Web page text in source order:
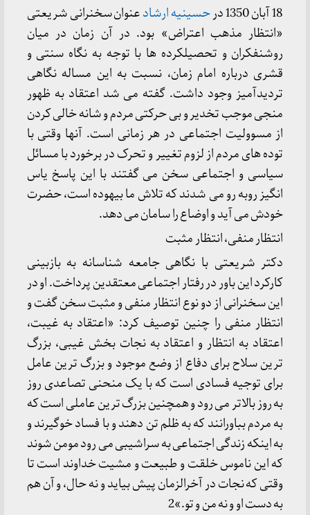
18 آبان 1350 در
حسینیه ارشادعنوان سخنرانی شریعتی
«انتظار مذهب اعتراض» بود. در آن زمان در میان
روشنفکران و تحصیلکرده ها با توجه به نگاه سنتی و
قشری درباره امام زمان، نسبت به این مساله نگاهی
تردیدآمیز وجود داشت. گفته می شد اعتقاد به ظهور
منجی موجب تخدیر و بی حرکتی مردم و شانه خالی کردن
از مسوولیت اجتماعی در هر زمانی است. آنها وقتی با
توده های مردم از لزوم تغییر و تحرک در برخورد با مسائل
سیاسی و اجتماعی سخن می گفتند با این پاسخ یاس
انگیز روبه رو می شدند که تلاش ما بیهوده است، حضرت
خودش می آید و اوضاع را سامان می دهد.
انتظار منفی، انتظار مثبت
دکتر شریعتی با نگاهی جامعه شناسانه به بازبینی
کارکرد این باور در رفتار اجتماعی معتقدین پرداخت. او در
این سخنرانی از دو نوع انتظار منفی و مثبت سخن گفت و
انتظار منفی را چنین توصیف کرد: «اعتقاد به غیبت،
اعتقاد به انتظار و اعتقاد به نجات بخش غیبی، بزرگ
ترین سلاح برای دفاع از وضع موجود و بزرگ ترین عامل
برای توجیه فسادی است که با یک منحنی تصاعدی روز
به روز بالاتر می رود و همچنین بزرگ ترین عاملی است که
به مردم بباورانند که به ظلم تن دهند و با فساد خوگیرند و
به اینکه زندگی اجتماعی به سراشیبی می رود مومن شوند
که این ناموس خلقت و طبیعت و مشیت خداوند است تا
وقتی که نجات در آخرالزمان پیش بیاید و نه حال، و آن هم
به دست او و نه من و تو.»2